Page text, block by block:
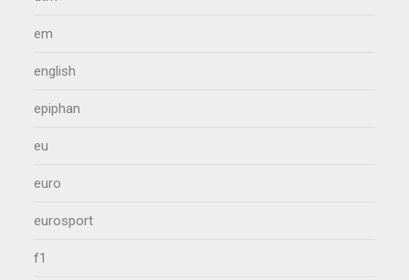
em
english
epiphan
eu
euro
eurosport
f1